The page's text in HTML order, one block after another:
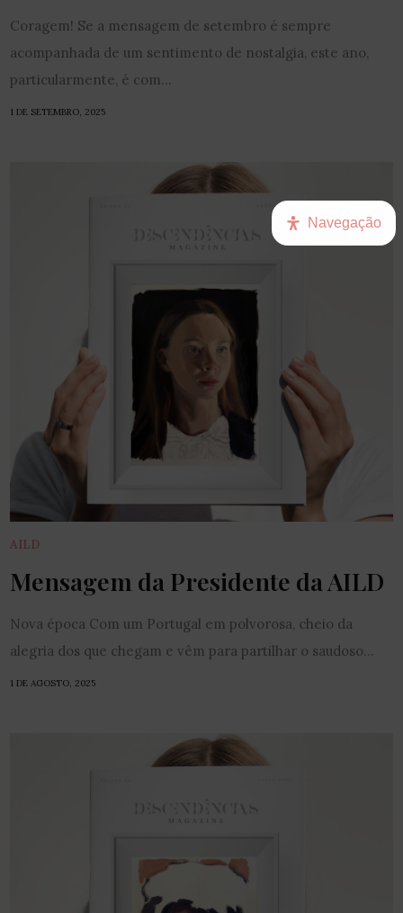
Coragem! Se a mensagem de setembro é sempre
acompanhada de um sentimento de nostalgia, este ano,
particularmente, é com...
1 DE SETEMBRO, 2025
AILD
Mensagem da Presidente da AILD
Nova época Com um Portugal em polvorosa, cheio da
alegria dos que chegam e vêm para partilhar o saudoso...
1 DE AGOSTO, 2025
Navegação